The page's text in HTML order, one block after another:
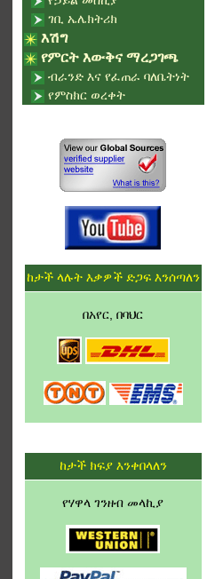
ገቢ ኤሌክትሪክ
እሽግ
የምርት እውቅና ማረጋገጫ
ብራንድ እና የፈጠራ ባለቤትነት
የምስክር ወረቀት
ከታች ላሉት እቃዎች ድጋፍ እንሰጣለን
በአየር, በባህር
ከታች ክፍያ እንቀበላለን
የሃዋላ ገንዘብ መላኪያ